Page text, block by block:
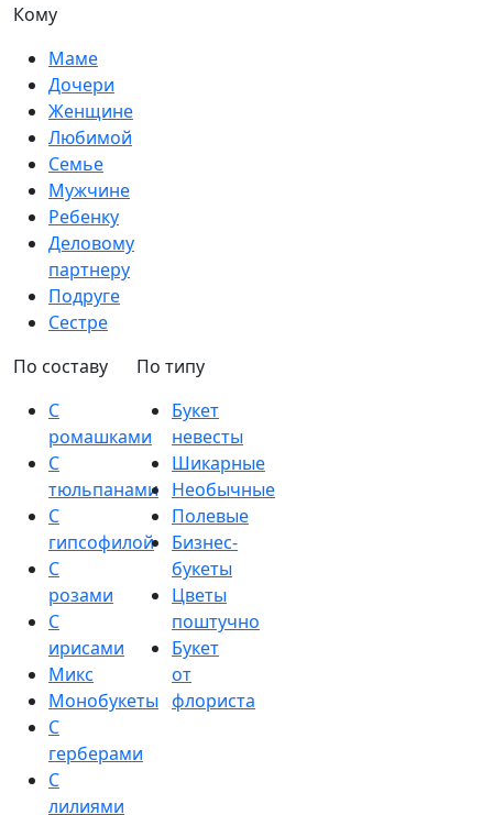
Кому
Маме
Дочери
Женщине
Любимой
Семье
Мужчине
Ребенку
Деловому
партнеру
Подруге
Сестре
По составу
С
ромашками
С
тюльпанами
С
гипсофилой
С
розами
С
ирисами
Микс
Монобукеты
С
герберами
С
лилиями
По типу
Букет
невесты
Шикарные
Необычные
Полевые
Бизнес-
букеты
Цветы
поштучно
Букет
от
флориста